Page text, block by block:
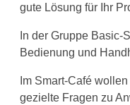
gute Lösung für Ihr
In der Gruppe Basic-
Bedienung und
Im Smart-Café
gezielte Fragen zu